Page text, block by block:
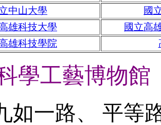
中山大學
國
雄科技大學
國立高
雄科技學院
學工藝博物館
一路、 平等